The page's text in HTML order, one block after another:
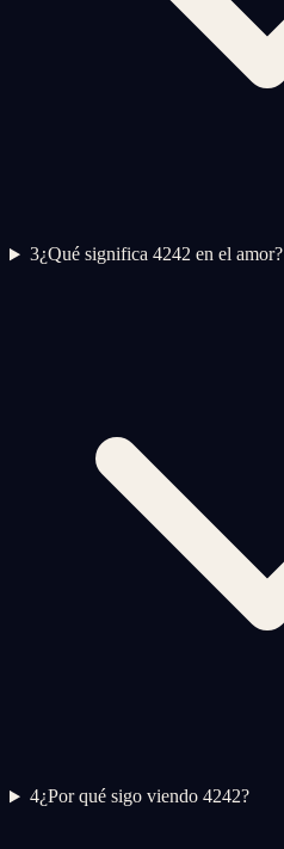
3¿Qué significa 4242 en el amor?
4¿Por qué sigo viendo 4242?